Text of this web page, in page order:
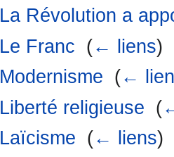
La Révolution a
Le Franc (← liens)
Modernisme (←
Liberté religieuse (
Laïcisme (← liens)